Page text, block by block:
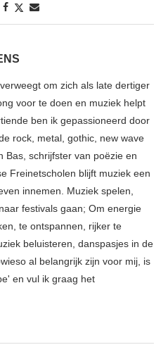
om zich als late dertiger
voor te doen en muziek helpt
ben ik gepassioneerd door
rock, metal, gothic, new wave
Bas, schrijfster van poëzie en
Freinetscholen blijft muziek een
innemen. Muziek spelen,
festivals gaan; Om energie
te ontspannen, rijker te
beluisteren, danspasjes in de
al belangrijk zijn voor mij, is
en vul ik graag het